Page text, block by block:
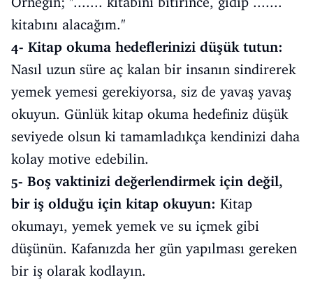
kitabını alacağım.''
4- Kitap okuma hedeflerinizi düşük tutun:
Nasıl uzun süre aç kalan bir insanın sindirerek
yemek yemesi gerekiyorsa, siz de yavaş yavaş
okuyun. Günlük kitap okuma hedefiniz düşük
seviyede olsun ki tamamladıkça kendinizi daha
kolay motive edebilin.
5- Boş vaktinizi değerlendirmek için değil,
bir iş olduğu için kitap okuyun: Kitap
okumayı, yemek yemek ve su içmek gibi
düşünün. Kafanızda her gün yapılması gereken
bir iş olarak kodlayın.